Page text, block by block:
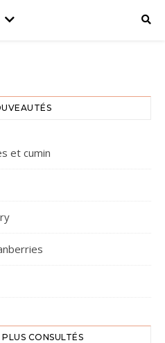
et cumin
CONSULTÉS